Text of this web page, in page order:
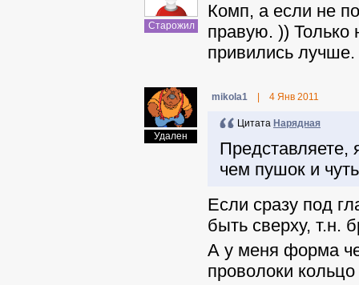
Старожил
Комп, а если не
правую. )) Только
привились лучше.
Удален
mikola1 4 Янв 2011
Цитата Нарядная
Представляете,
чем пушок и
Если сразу под
быть сверху, т.н.
А у меня форма
проволоки